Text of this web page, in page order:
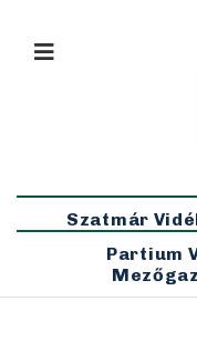
Szatmár
Partium